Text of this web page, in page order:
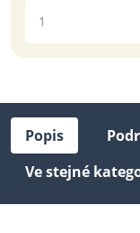
Popis
Ve stejné